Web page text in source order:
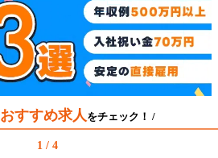
おすすめ求人 をチェック！ /
1 / 4